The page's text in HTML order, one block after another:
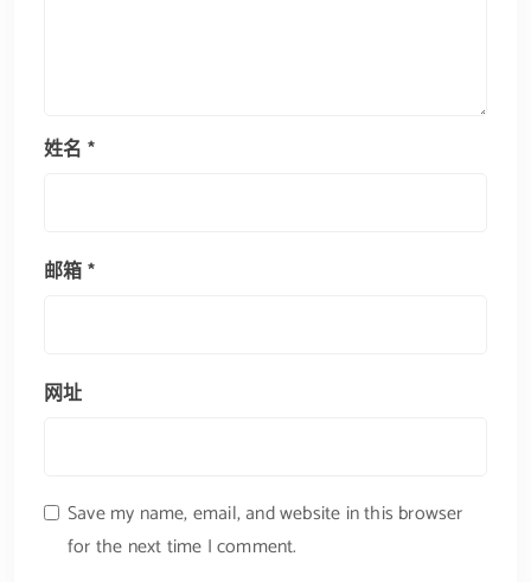
姓名 *
邮箱*
网址
Save my name, email, and website in this browser
for the next time I comment.